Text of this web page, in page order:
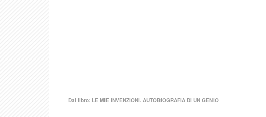
Dal libro: LE MIE INVENZIONI. AUTOBIOGRAFIA DI UN GENIO